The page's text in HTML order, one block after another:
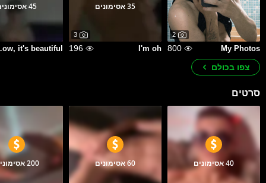
2
My Photos
800
35 אסימונים
3
I'm oh
196
45 אסימונים
צפו בכולם
סרטים
40 אסימונים 60 אסימונים 200 אסימונים